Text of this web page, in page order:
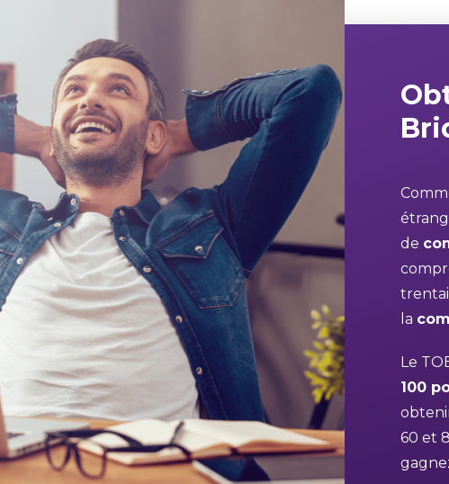
de
la
Le
100
60 et